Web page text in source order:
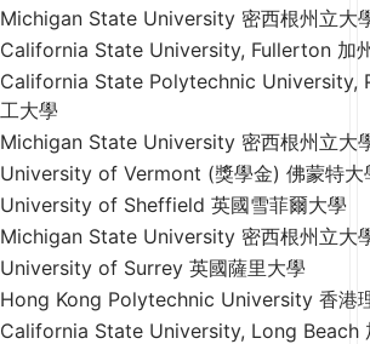
Michigan State University 密西根州立大
California State University, Fullerton 加
California State Polytechnic University,
工大學
Michigan State University 密西根州立大
University of Vermont (獎學金) 佛蒙特大
University of Sheffield 英國雪菲爾大學
Michigan State University 密西根州立大
University of Surrey 英國薩里大學
Hong Kong Polytechnic University 香港
California State University, Long Beach